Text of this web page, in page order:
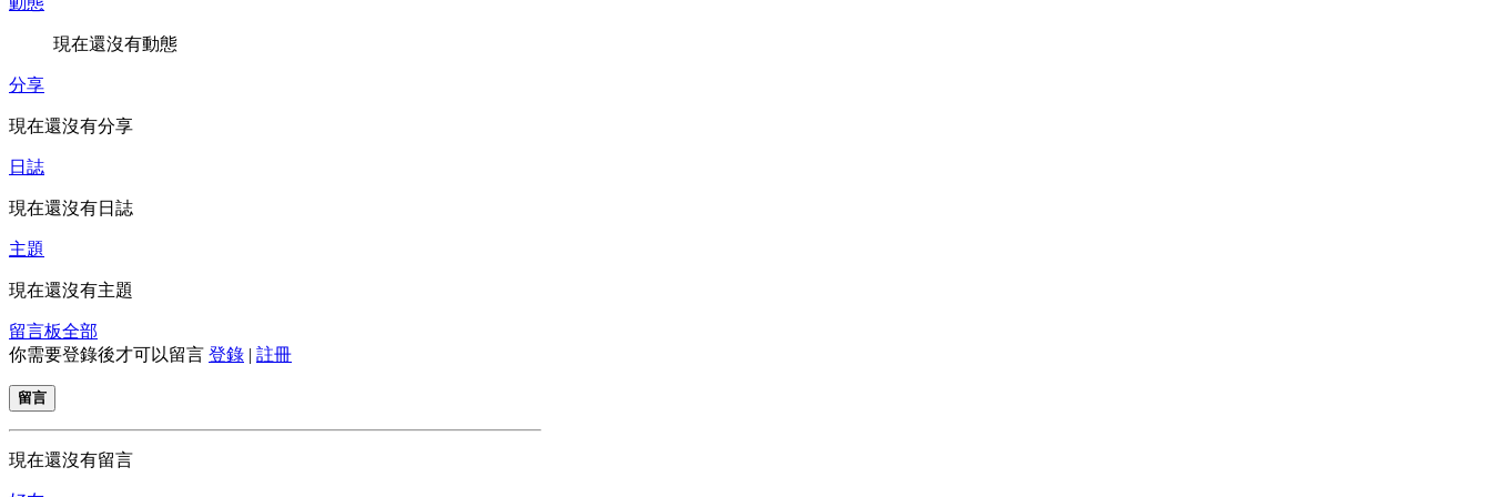
現在還沒有動態
分享
現在還沒有分享
日誌
現在還沒有日誌
主題
現在還沒有主題
留言板全部
你需要登錄後才可以留言 登錄 | 註冊
留言
現在還沒有留言